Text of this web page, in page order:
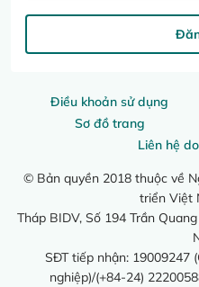
Điều khoản sử dụng
Sơ đồ trang
Liên hệ
© Bản quyền 2018 thuộc về
triển Việt
Tháp BIDV, Số 194 Trần
SĐT tiếp nhận: 19009247
nghiệp)/(+84-24)